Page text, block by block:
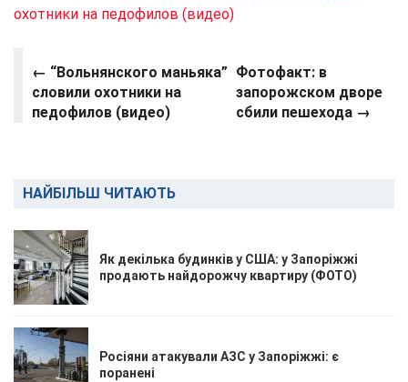
охотники на педофилов (видео)
← “Вольнянского маньяка”
словили охотники на
педофилов (видео)
Фотофакт: в
запорожском дворе
сбили пешехода →
НАЙБІЛЬШ ЧИТАЮТЬ
Як декілька будинків у США: у Запоріжжі
продають найдорожчу квартиру (ФОТО)
Росіяни атакували АЗС у Запоріжжі: є
поранені